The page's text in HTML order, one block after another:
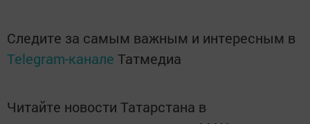
Следите за самым важным и интересным в
Telegram-канале Татмедиа
Читайте новости Татарстана в